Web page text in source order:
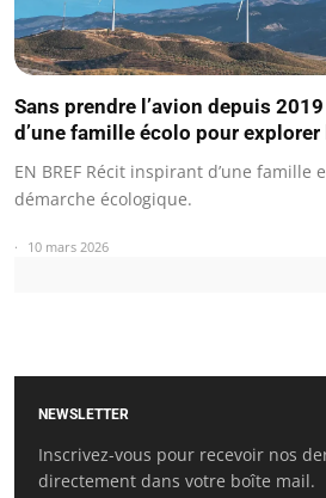
Sans prendre l’avion depuis
d’une famille écolo pour
EN BREF Récit inspirant d’une famille
démarche écologique.
10 mars 2026
NEWSLETTER
Inscrivez-vous pour recevoir nos
directement dans votre boîte mail.